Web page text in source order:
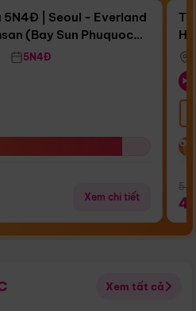
5N4Đ | Seoul - Everland
(Bay Sun Phuquoc
5N4Đ
Xem chi tiết
Xem tất cả
Điểm nổi bật